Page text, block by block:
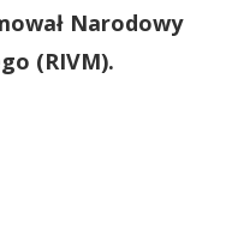
Narodowy
(RIVM).